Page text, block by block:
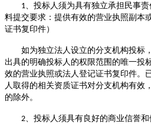
1 投标人 须为具有独立承担民事
料提交要求： 提供有效的营业执照副本
证书复印件）
如为独立法人设立的分支机构投标 ，
出具的明确投标 人的权限范围的唯一投
效的营业执照或法人登记证书复印件。
人取得的相关资质证书对分支机构有效
的除外。
2 投标人 须具有良好的商业信誉